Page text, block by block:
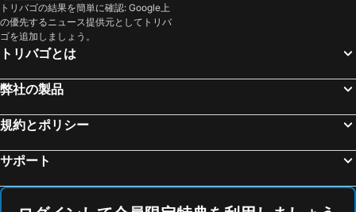
トリバゴの結果を簡単に確認: Google上
の優先するニュース提供元としてトリバ
ゴを追加しましょう。
トリバゴとは
弊社の製品
規約とポリシー
サポート